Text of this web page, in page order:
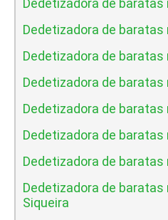
Dedetizadora de baratas
Dedetizadora de baratas
Dedetizadora de baratas
Dedetizadora de baratas
Dedetizadora de baratas
Dedetizadora de baratas
Dedetizadora de baratas
Siqueira